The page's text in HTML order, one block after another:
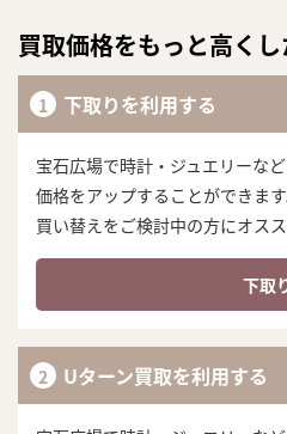
買取価格をもっと高く
下取りを利用する
宝石広場で時計・ジュエリーな
価格をアップすることができます
買い替えをご検討中の方にオスス
下取
Uターン買取を利用する